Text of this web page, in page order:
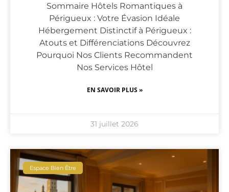
Sommaire Hôtels Romantiques à
Périgueux : Votre Évasion Idéale
Hébergement Distinctif à Périgueux :
Atouts et Différenciations Découvrez
Pourquoi Nos Clients Recommandent
Nos Services Hôtel
EN SAVOIR PLUS »
31 juillet 2026
Espace Bien Être